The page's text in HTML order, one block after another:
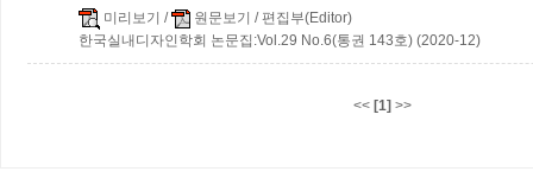
미리보기 / 원문보기 / 편집부(Editor)
한국실내디자인학회 논문집:Vol.29 No.6(통권 143호) (2020-12)
<< [1] >>